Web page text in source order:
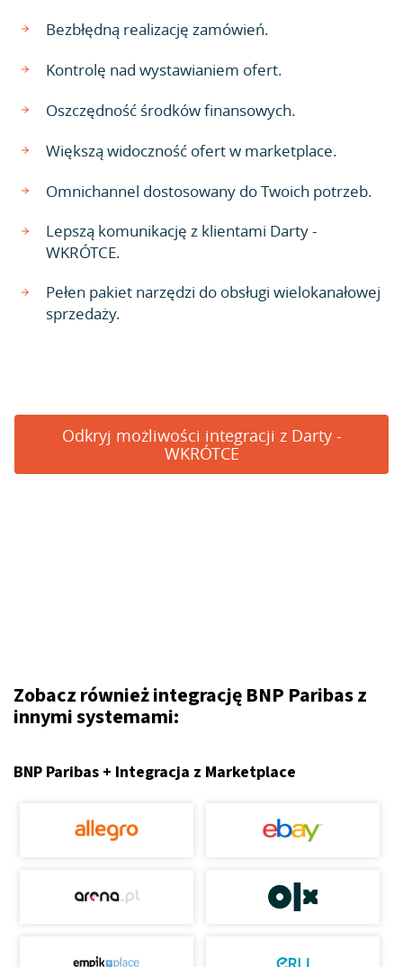
Bezbłędną realizację zamówień.
Kontrolę nad wystawianiem ofert.
Oszczędność środków finansowych.
Większą widoczność ofert w marketplace.
Omnichannel dostosowany do Twoich potrzeb.
Lepszą komunikację z klientami Darty -
WKRÓTCE.
Pełen pakiet narzędzi do obsługi wielokanałowej
sprzedaży.
Odkryj możliwości integracji z Darty -
WKRÓTCE
Zobacz również integrację BNP Paribas z
innymi systemami:
BNP Paribas + Integracja z Marketplace